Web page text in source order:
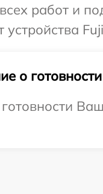
работ и
о готовности